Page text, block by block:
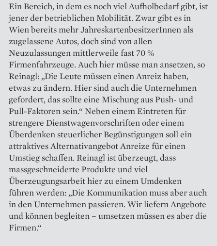
Ein Bereich, in dem es noch viel Aufholbedarf gibt, ist
jener der betrieblichen Mobilität. Zwar gibt es in
Wien bereits mehr JahreskartenbesitzerInnen als
zugelassene Autos, doch sind von allen
Neuzulassungen mittlerweile fast 70 %
Firmenfahrzeuge. Auch hier müsse man ansetzen, so
Reinagl: „Die Leute müssen einen Anreiz haben,
etwas zu ändern. Hier sind auch die Unternehmen
gefordert, das sollte eine Mischung aus Push- und
Pull-Faktoren sein.“ Neben einem Eintreten für
strengere Dienstwagenvorschriften oder einem
Überdenken steuerlicher Begünstigungen soll ein
attraktives Alternativangebot Anreize für einen
Umstieg schaffen. Reinagl ist überzeugt, dass
massgeschneiderte Produkte und viel
Überzeugungsarbeit hier zu einem Umdenken
führen werden: „Die Kommunikation muss aber auch
in den Unternehmen passieren. Wir liefern Angebote
und können begleiten – umsetzen müssen es aber die
Firmen.“